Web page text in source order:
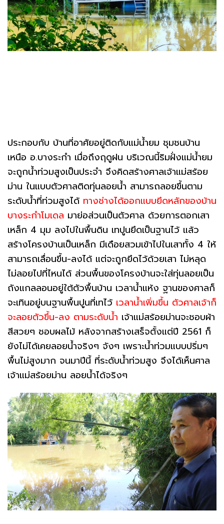
ประกอบกับ บ้านที่อาศัยอยู่ติดกับแม่น้ำยม ชุมชนบ้าน
เหนือ อ.บางระกำ เมื่อถึงฤดูฝน บริเวณนี้ริมฝั่งแม่น้ำยม
จะถูกน้ำท่วมสูงเป็นประจำ จึงคิดสร้างศาลเจ้าแม่สร้อย
ม่าน ในแบบตัวศาลติดทุ่นลอยน้ำ สามารถลอยขึ้นตาม
ระดับน้ำที่ท่วมสูงได้ ทางช่างได้ออกแบบยึดหลักของบ้าน
บางระกำโมเดล มาย่อส่วนเป็นตัวศาล ด้วยการตอกเสา
เหล็ก 4 มุม ลงไปในพื้นดิน เทปูนยึดเป็นฐานไว้ แล้ว
สร้างโครงบ้านเป็นเหล็ก มีเดือยสวมเข้าไปในเสาทั้ง 4 ให้
สามารถเลื่อนขึ้น-ลงได้ แต่จะถูกยึดไว้ด้วยเสา ไม่หลุด
ไม่ลอยไปที่ไหนได้ ส่วนพื้นของโครงบ้านจะใส่ทุ่นลอยเป็น
ถังแกลลอนอยู่ใต้ตัวพื้นบ้าน เวลาน้ำแห้ง ฐานของศาลก็
จะเทินอยู่บนฐานพื้นปูนที่เทไว้ เวลาน้ำเพิ่มขึ้น ตัวศาลเจ้าก็
จะลอยตัวขึ้น-ลง ตามระดับน้ำ เจ้าแม่สร้อยม่านจะชอบผ้า
สีสวยๆ ชอบผลไม้ หลังจากสร้างเสร็จตั้งแต่ปี 2561 ก็
ยังไม่ได้เคยลอยน้ำจริงๆ จังๆ เพราะน้ำท่วมแบบปริ่มๆ
พื้นไม่สูงมาก จนมาปีนี้ ที่ระดับน้ำท่วมสูง จึงได้เห็นศาล
เจ้าแม่สร้อยม่าน ลอยน้ำได้จริงๆ